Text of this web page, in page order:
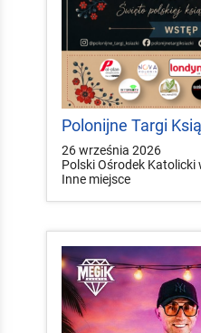
Polonijne Targi
26 września 2026
Polski Ośrodek Katolicki
Inne miejsce